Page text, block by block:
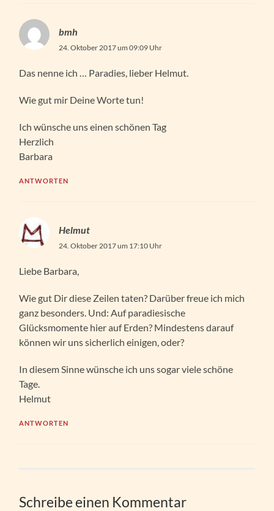
bmh
24. Oktober 2017 um 09:09 Uhr
Das nenne ich … Paradies, lieber Helmut.
Wie gut mir Deine Worte tun!
Ich wünsche uns einen schönen Tag
Herzlich
Barbara
ANTWORTEN
Helmut
24. Oktober 2017 um 17:10 Uhr
Liebe Barbara,
Wie gut Dir diese Zeilen taten? Darüber freue ich mich
ganz besonders. Und: Auf paradiesische
Glücksmomente hier auf Erden? Mindestens darauf
können wir uns sicherlich einigen, oder?
In diesem Sinne wünsche ich uns sogar viele schöne
Tage.
Helmut
ANTWORTEN
Schreibe einen Kommentar